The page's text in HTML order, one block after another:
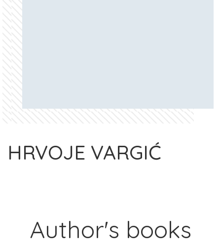
HRVOJE VARGIĆ
Author's books